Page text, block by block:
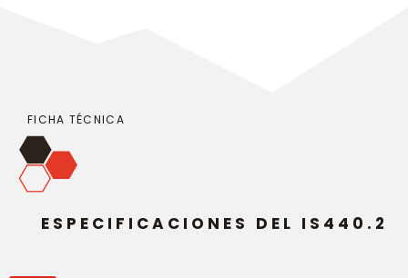
FICHA TÉCNICA
ESPECIFICACIONES DEL IS440.2